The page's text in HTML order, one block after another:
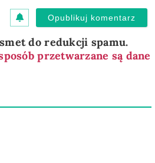
do redukcji spamu.
przetwarzane są dane